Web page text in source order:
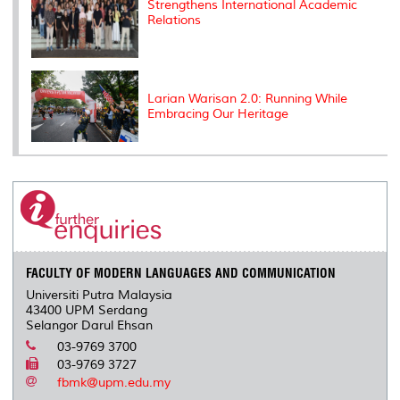
Strengthens International Academic
Relations
Larian Warisan 2.0: Running While
Embracing Our Heritage
FACULTY OF MODERN LANGUAGES AND COMMUNICATION
Universiti Putra Malaysia
43400 UPM Serdang
Selangor Darul Ehsan
03-9769 3700
03-9769 3727
fbmk@upm.edu.my